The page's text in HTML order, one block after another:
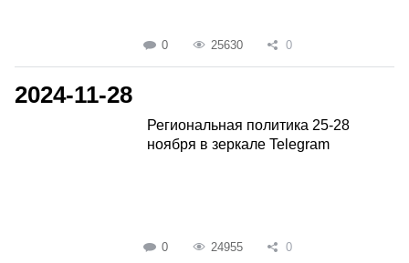
0 25630 0
2024-11-28
Региональная политика 25-28
ноября в зеркале Telegram
0 24955 0